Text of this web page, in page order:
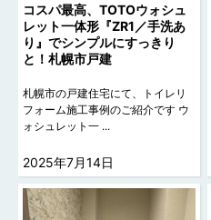
コスパ最高、TOTOウォシュ
レット一体形『ZR1／手洗あ
り』でシンプルにすっきり
と！札幌市戸建
札幌市の戸建住宅にて、トイレリ
フォーム施工事例のご紹介です ウ
ォシュレット一 ...
2025年7月14日